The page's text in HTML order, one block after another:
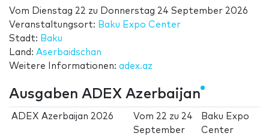
Vom Dienstag 22 zu Donnerstag 24 September 2026
Veranstaltungsort: Baku Expo Center
Stadt: Baku
Land: Aserbaidschan
Weitere Informationen: adex.az
Ausgaben ADEX Azerbaijan
ADEX Azerbaijan 2026 Vom 22 zu 24
September
Baku Expo
Center